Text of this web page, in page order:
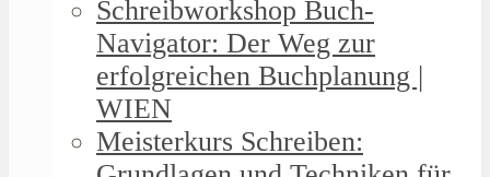
Schreibworkshop Buch-
Navigator: Der Weg zur
erfolgreichen Buchplanung |
WIEN
Meisterkurs Schreiben: